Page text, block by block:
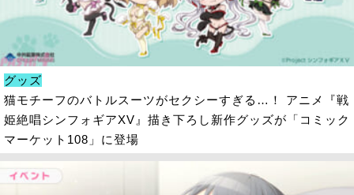
グッズ
猫モチーフのバトルスーツがセクシーすぎる…！ アニメ『戦
姫絶唱シンフォギアXV』描き下ろし新作グッズが「コミック
マーケット108」に登場